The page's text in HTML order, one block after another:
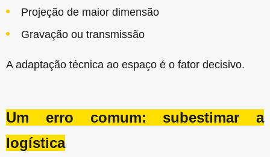
Projeção de maior dimensão
Gravação ou transmissão
A adaptação técnica ao espaço é o fator decisivo.
Um erro comum: subestimar a
logística